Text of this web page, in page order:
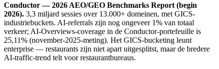
Conductor — 2026 AEO/GEO Benchmarks Report (begin
2026). 3,3 miljard sessies over 13.000+ domeinen, met GICS-
industriebuckets. AI-referrals zijn nog ongeveer 1% van totaal
verkeer; AI-Overviews-coverage in de Conductor-portefeuille is
25,11% (november-2025-meting). Het GICS-bucketing leunt
enterprise — restaurants zijn niet apart uitgesplitst, maar de bredere
AI-traffic-trend telt voor restaurantbureaus.